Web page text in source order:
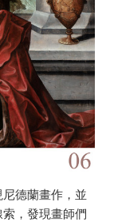
德蘭畫作，並
，發現畫師們